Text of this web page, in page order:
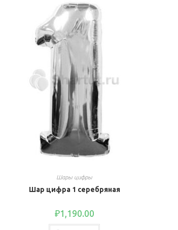
Шары цифры
Шар цифра 1 серебряная
₽1,190.00